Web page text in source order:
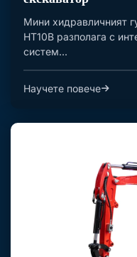
Мини хидравличният
HT10B разполага с
систем...
Научете повече